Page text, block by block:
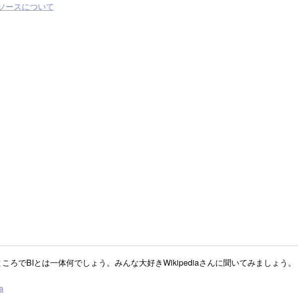
ースについて
ろでBIとは一体何でしょう。みんな大好きWikipediaさんに聞いてみましょう。